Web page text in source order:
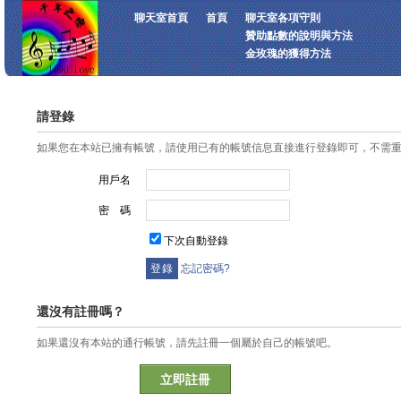
聊天室首頁 首頁
聊天室各項守則
贊助點數的說明與方法
金玫瑰的獲得方法
請登錄
如果您在本站已擁有帳號，請使用已有的帳號信息直接進行登錄即可，不需
用戶名
密 碼
下次自動登錄
忘記密碼?
還沒有註冊嗎？
如果還沒有本站的通行帳號，請先註冊一個屬於自己的帳號吧。
立即註冊